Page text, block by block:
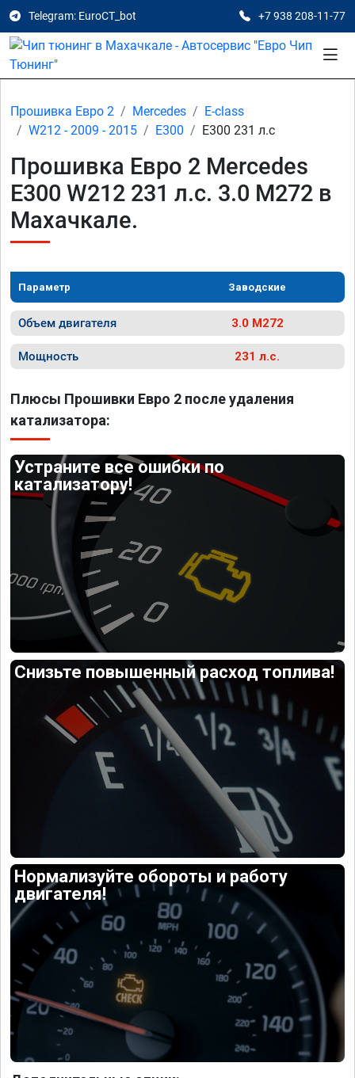
Telegram: EuroCT_bot +7 938 208-11-77
Прошивка Евро 2 Mercedes
E-class
W212 - 2009 - 2015
E300 E300 231 л.с
Прошивка Евро 2 Mercedes
E300 W212 231 л.с. 3.0 M272 в
Махачкале.
Параметр Заводские
Объем двигателя 3.0 M272
Мощность 231 л.с.
Плюсы Прошивки Евро 2 после удаления
катализатора:
Устраните все ошибки по
катализатору!
Снизьте повышенный расход топлива!
Нормализуйте обороты и работу
двигателя!